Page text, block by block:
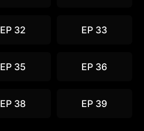
EP 32 EP 33
EP 35 EP 36
EP 38 EP 39